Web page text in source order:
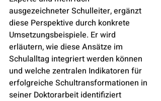
ausgezeichneter Schulleiter, ergänzt
diese Perspektive durch konkrete
Umsetzungsbeispiele. Er wird
erläutern, wie diese Ansätze im
Schulalltag integriert werden können
und welche zentralen Indikatoren für
erfolgreiche Schultransformationen in
seiner Doktorarbeit identifiziert